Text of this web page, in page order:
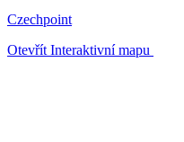
Czechpoint
Otevřít Interaktivní mapu